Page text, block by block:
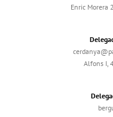
Enric Morera
Alfons I,